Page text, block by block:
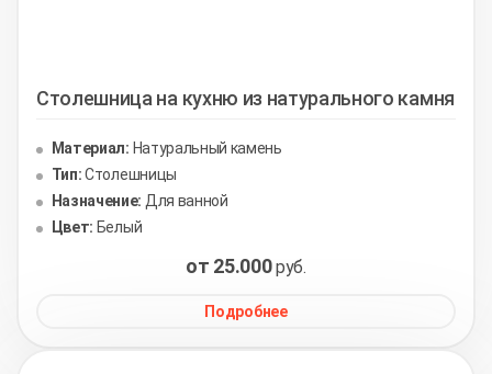
Столешница на кухню из натурального камня
Материал: Натуральный камень
Тип:Столешницы
Назначение: Для ванной
Цвет: Белый
от 25.000руб.
Подробнее